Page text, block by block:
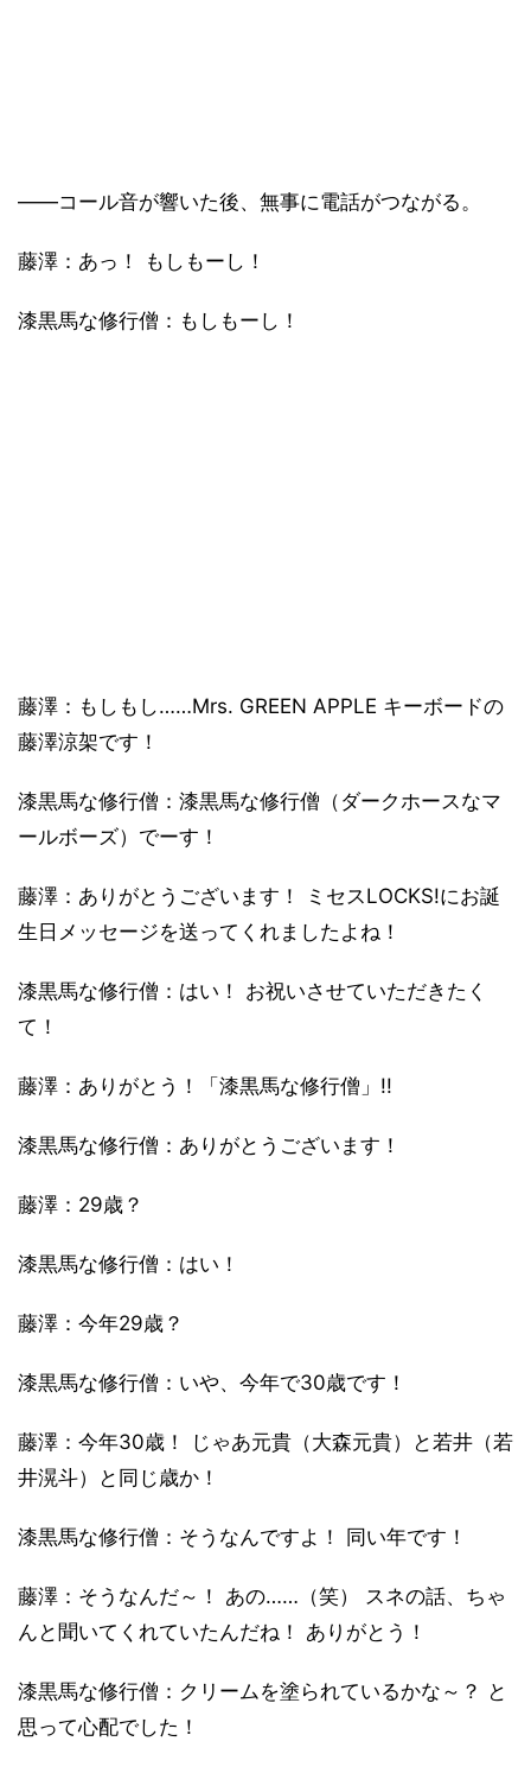
――コール音が響いた後、無事に電話がつながる。
藤澤：あっ！ もしもーし！
漆黒馬な修行僧：もしもーし！
藤澤：もしもし……Mrs. GREEN APPLE キーボードの
藤澤涼架です！
漆黒馬な修行僧：漆黒馬な修行僧（ダークホースなマ
ールボーズ）でーす！
藤澤：ありがとうございます！ ミセスLOCKS!にお誕
生日メッセージを送ってくれましたよね！
漆黒馬な修行僧：はい！ お祝いさせていただきたく
て！
藤澤：ありがとう！「漆黒馬な修行僧」!!
漆黒馬な修行僧：ありがとうございます！
藤澤：29歳？
漆黒馬な修行僧：はい！
藤澤：今年29歳？
漆黒馬な修行僧：いや、今年で30歳です！
藤澤：今年30歳！ じゃあ元貴（大森元貴）と若井（若
井滉斗）と同じ歳か！
漆黒馬な修行僧：そうなんですよ！ 同い年です！
藤澤：そうなんだ～！ あの……（笑） スネの話、ちゃ
んと聞いてくれていたんだね！ ありがとう！
漆黒馬な修行僧：クリームを塗られているかな～？ と
思って心配でした！